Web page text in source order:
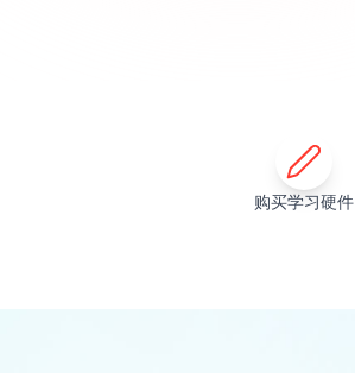
购买学习硬件